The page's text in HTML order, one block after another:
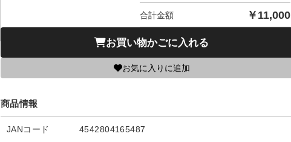
合計金額 ￥ 11,000
お買い物かごに入れる
お気に入りに追加
商品情報
JANコード 4542804165487